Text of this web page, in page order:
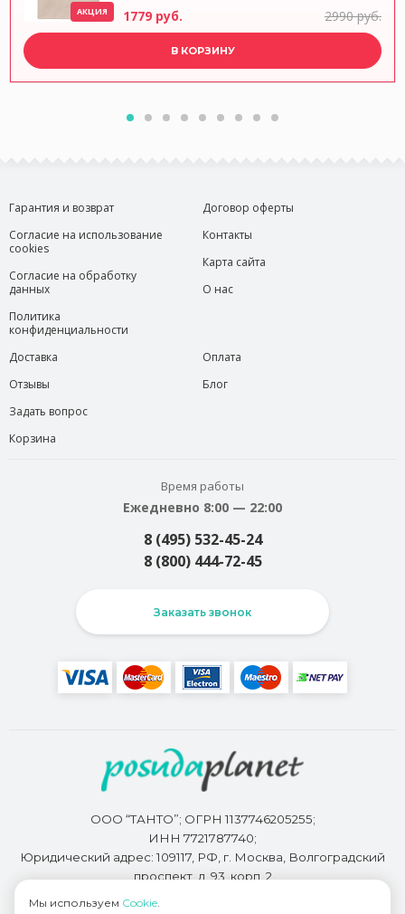
АКЦИЯ 1779 руб. 2990 руб.
В КОРЗИНУ
Гарантия и возврат
Согласие на использование
cookies
Согласие на обработку
данных
Политика
конфиденциальности
Договор оферты
Контакты
Карта сайта
О нас
Доставка
Отзывы
Задать вопрос
Корзина
Оплата
Блог
Время работы
Ежедневно 8:00 — 22:00
8 (495) 532-45-24
8 (800) 444-72-45
Заказать звонок
ООО “ТАНТО”; ОГРН 1137746205255;
ИНН 7721787740;
Юридический адрес: 109117, РФ, г. Москва, Волгоградский
проспект, д. 93, корп. 2
Мы используем Cookie.